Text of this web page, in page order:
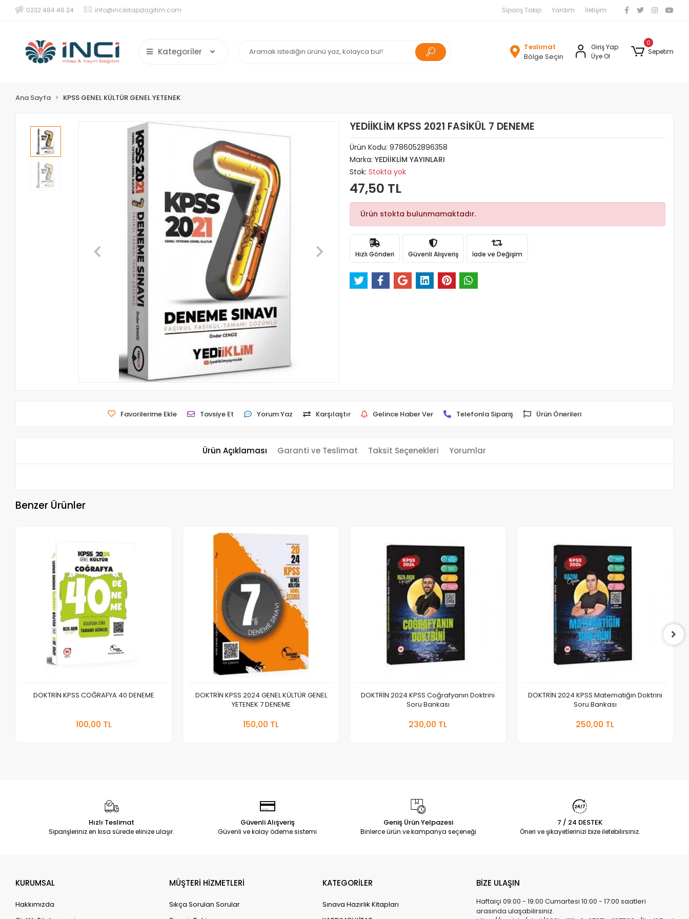
0232 484 46 24 info@incikitapdagitim.com Sipariş Takip Yardım İletişim
Kategoriler
Teslimat
Bölge Seçin
Giriş Yap
Üye Ol
0
Sepetim
Ana Sayfa KPSS GENEL KÜLTÜR GENEL YETENEK
YEDİİKLİM KPSS 2021 FASİKÜL 7 DENEME
Ürün Kodu: 9786052896358
Marka: YEDİİKLİM YAYINLARI
Stok: Stokta yok
47,50 TL
Ürün stokta bulunmamaktadır.
Hızlı Gönderi Güvenli Alışveriş İade ve Değişim
Favorilerime Ekle Tavsiye Et Yorum Yaz Karşılaştır Gelince Haber Ver Telefonla Sipariş Ürün Önerileri
Ürün Açıklaması Garanti ve Teslimat Taksit Seçenekleri Yorumlar
Benzer Ürünler
DOKTRİN KPSS COĞRAFYA 40 DENEME
100,00 TL
DOKTRİN KPSS 2024 GENEL KÜLTÜR GENEL
YETENEK 7 DENEME
150,00 TL
DOKTRİN 2024 KPSS Coğrafyanın Doktrini
Soru Bankası
230,00 TL
DOKTRİN 2024 KPSS Matematiğin Doktrini
Soru Bankası
250,00 TL
Hızlı Teslimat
Siparişleriniz en kısa sürede elinize ulaşır.
Güvenli Alışveriş
Güvenli ve kolay ödeme sistemi
Geniş Ürün Yelpazesi
Binlerce ürün ve kampanya seçeneği
7 / 24 DESTEK
Öneri ve şikayetlerinizi bize iletebilirsiniz.
KURUMSAL
Hakkımızda
MÜŞTERİ HİZMETLERİ
Sıkça Sorulan Sorular
KATEGORİLER
Sınava Hazırlık Kitapları
BİZE ULAŞIN
Haftaiçi 09:00 - 19:00 Cumartesi 10:00 - 17:00 saatleri
arasında ulaşabilirsiniz.